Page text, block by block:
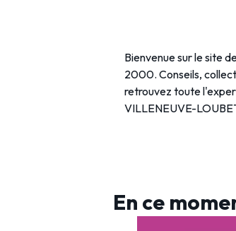
Bienvenue sur le site
2000. Conseils,
retrouvez toute
VILLENEUVE-
En ce